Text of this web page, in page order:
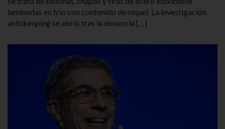
laminadas en frío con contenido de níquel. La investigación
antidumping se abrió tras la denuncia […]